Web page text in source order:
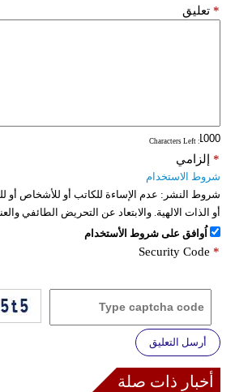
تعليق *
: Characters Left
إلزامي *
شروط الاستخدام
شروط النشر: عدم الإساءة للكاتب أو للأشخاص أو
أو الذات الالهية. والابتعاد عن التحريض الطائفي
اُوافق على شروط الأستخدام
Security Code *
أرسل التعليق
أخبار ذات صلة